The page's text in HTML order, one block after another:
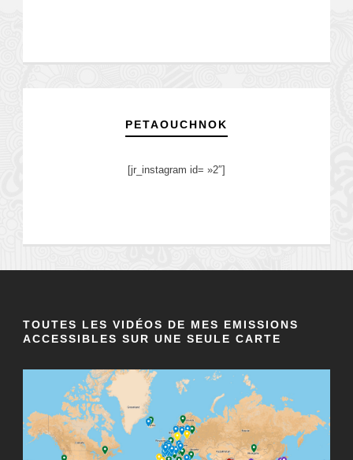
PETAOUCHNOK
[jr_instagram id= »2″]
TOUTES LES VIDÉOS DE MES EMISSIONS
ACCESSIBLES SUR UNE SEULE CARTE